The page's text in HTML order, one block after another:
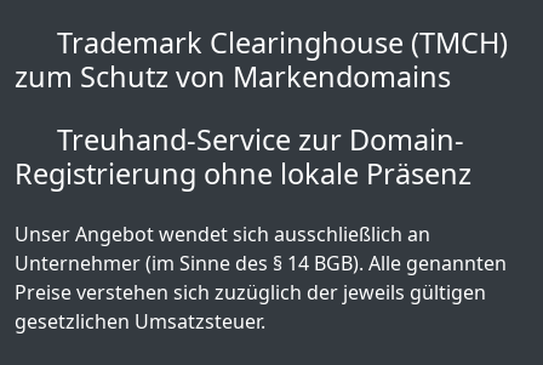
Trademark Clearinghouse (TMCH)
zum Schutz von Markendomains
Treuhand-Service zur Domain-
Registrierung ohne lokale Präsenz
Unser Angebot wendet sich ausschließlich an
Unternehmer (im Sinne des § 14 BGB). Alle genannten
Preise verstehen sich zuzüglich der jeweils gültigen
gesetzlichen Umsatzsteuer.